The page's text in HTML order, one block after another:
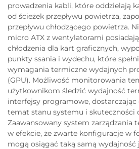
prowadzenia kabli, które oddzielają
od ścieżek przepływu powietrza,
przepływu chłodzącego powietrza.
micro ATX z wentylatorami
chłodzenia dla kart graficznych,
punkty ssania i wydechu, które
wymagania termiczne wydajnych
(GPU). Możliwość monitorowania
użytkownikom śledzić wydajność
interfejsy programowe,
temat stanu systemu i skuteczności
Zaawansowany system zarządzania
w efekcie, że zwarte konfiguracje w
mogą osiągać taką samą wydajność